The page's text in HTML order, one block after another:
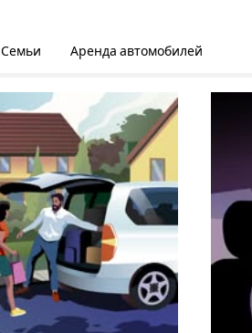
Семьи Аренда автомобилей